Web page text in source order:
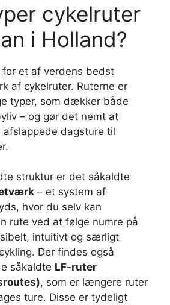
cykelruter
i Holland?
et af verdens bedst
af cykelruter. Ruterne er
typer, som dækker både
– og gør det nemt at
dagsture til
struktur er det såkaldte
– et system af
hvor du selv kan
rute ved at følge numre på
intuitivt og særligt
Der findes også
såkaldte LF-ruter
, som er længere ruter
ture. Disse er tydeligt